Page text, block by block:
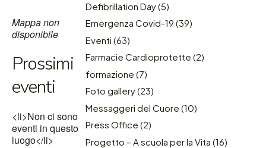
Mappa non
disponibile
Prossimi
eventi
<li>Non ci sono
eventi in questo
luogo</li>
Defibrillation Day(5)
Emergenza Covid-19 (39)
Eventi (63)
Farmacie Cardioprotette (2)
formazione (7)
Foto gallery(23)
Messaggeri del Cuore (10)
Press Office (2)
Progetto – A scuola per la Vita (16)